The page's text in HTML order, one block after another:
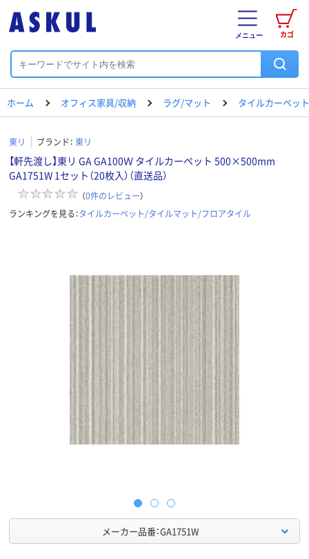
カゴ
メニュー
ホーム オフィス家具/収納 ラグ/マット タイルカーペッ
東リ ブランド： 東リ
【軒先渡し】東リ GA GA100Ｗ タイルカーペット 500×500mm
GA1751W 1セット（20枚入）（直送品）
（0件のレビュー）
ランキングを見る：タイルカーペット/タイルマット/フロアタイル
メーカー品番：GA1751W